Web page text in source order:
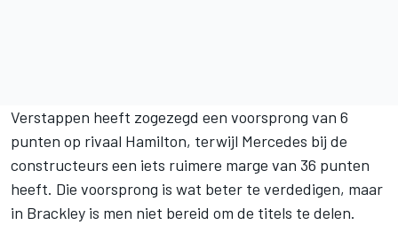
Verstappen heeft zogezegd een voorsprong van 6
punten op rivaal Hamilton, terwijl Mercedes bij de
constructeurs een iets ruimere marge van 36 punten
heeft. Die voorsprong is wat beter te verdedigen, maar
in Brackley is men niet bereid om de titels te delen.